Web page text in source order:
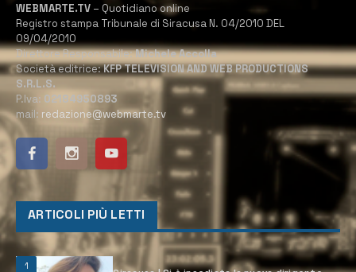
WEBMARTE.TV – Quotidiano online
Registro stampa Tribunale di Siracusa N. 04/2010 DEL
09/04/2010
Direttore Responsabile:Michele Accolla
Società editrice:KFP TELEVISION AND WEB PRODUCTIONS
S.R.L.S.
P.Iva: 02184950893
mail: redazione@webmarte.tv
ARTICOLI PIÙ LETTI
1